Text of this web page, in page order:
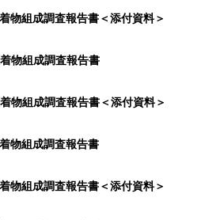
物組成調査報告書＜添付資料＞
物組成調査報告書
物組成調査報告書＜添付資料＞
物組成調査報告書
物組成調査報告書＜添付資料＞